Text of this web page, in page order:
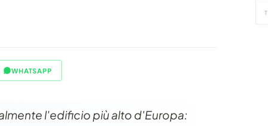
WHATSAPP
l'edificio più alto d'Europa: